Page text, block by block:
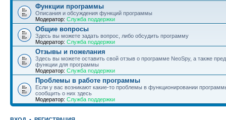
Функции программы
Описания и обсуждения функций программы
Модератор: Служба поддержки
Общие вопросы
Здесь вы можете задать вопрос, либо обсудить программу
Модератор: Служба поддержки
Отзывы и пожелания
Здесь вы можете оставить свой отзыв о программе NeoSpy, а также
функции для программы
Модератор: Служба поддержки
Проблемы в работе программы
Если у вас возникают какие-то проблемы в функционировании
сообщить о них здесь
Модератор: Служба поддержки